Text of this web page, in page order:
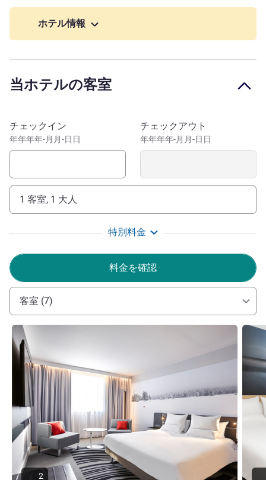
range of dishes, snacks and afternoon tea. Our Conference
and Banqueting cater for small meetings for 2 people to
Within a mile of York Minster and York railway station and
situated and equipped to look after both leisure and
and an even shorter walk from the Barbican Theatre.
Making us great base to enjoy the attractions, events and
Welcome to the Novotel York. We hope you enjoy all the
city can offer; its rich history, museums and attractions.
Kai IKULAYO ホテル経営
ホテル情報
当ホテルの客室
このホテルを予約
チェックイン
年年年年-月月-日日
チェックアウト
年年年年-月月-日日
1 客室, 1 大人
特別料金
料金を確認
客室 (7)
詳細を表示
2
詳細